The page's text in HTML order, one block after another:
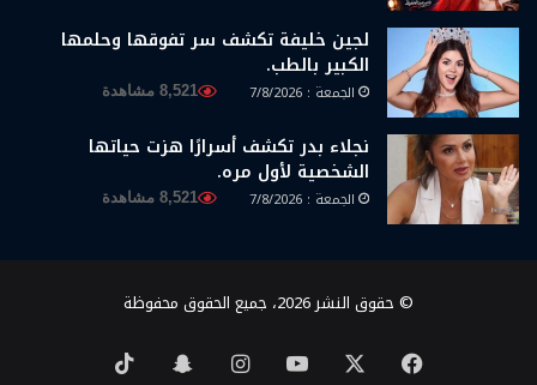
لجين خليفة تكشف سر تفوقها وحلمها
الكبير بالطب.
الجمعة : 7/8/2026 8,521 مشاهدة
نجلاء بدر تكشف أسرارًا هزت حياتها
الشخصية لأول مره.
الجمعة : 7/8/2026 8,521 مشاهدة
© حقوق النشر 2026، جميع الحقوق محفوظة
فيسبوك ‫YouTubeانستقرامسناب